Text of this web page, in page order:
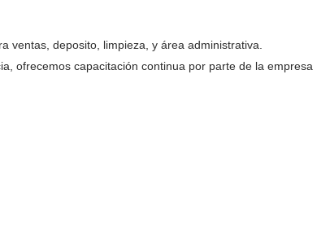
ventas, deposito, limpieza, y área administrativa.
ofrecemos capacitación continua por parte de la empresa